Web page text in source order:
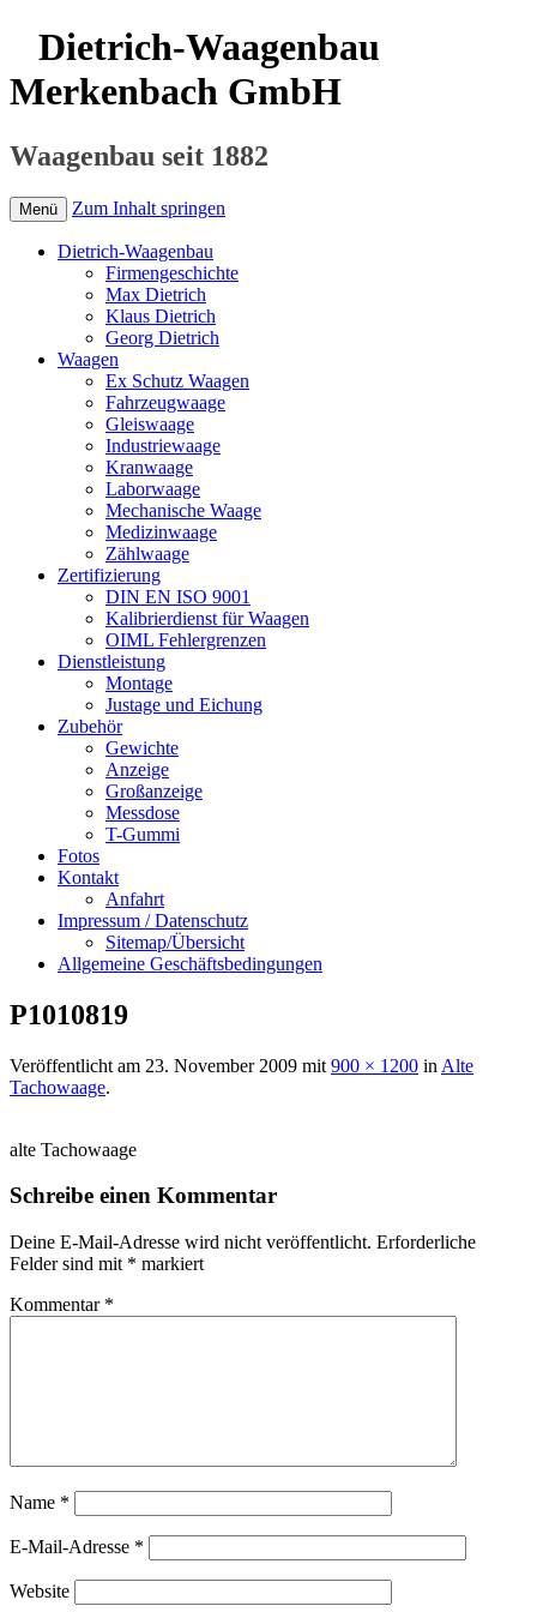
Dietrich-Waagenbau
Merkenbach GmbH
Waagenbau seit 1882
Menü Zum Inhalt springen
Dietrich-Waagenbau
Firmengeschichte
Max Dietrich
Klaus Dietrich
Georg Dietrich
Waagen
Ex Schutz Waagen
Fahrzeugwaage
Gleiswaage
Industriewaage
Kranwaage
Laborwaage
Mechanische Waage
Medizinwaage
Zählwaage
Zertifizierung
DIN EN ISO 9001
Kalibrierdienst für Waagen
OIML Fehlergrenzen
Dienstleistung
Montage
Justage und Eichung
Zubehör
Gewichte
Anzeige
Großanzeige
Messdose
T-Gummi
Fotos
Kontakt
Anfahrt
Impressum / Datenschutz
Sitemap/Übersicht
Allgemeine Geschäftsbedingungen
P1010819
Veröffentlicht am 23. November 2009 mit 900 × 1200 in Alte
Tachowaage.
alte Tachowaage
Schreibe einen Kommentar
Deine E-Mail-Adresse wird nicht veröffentlicht. Erforderliche
Felder sind mit * markiert
Kommentar *
Name *
E-Mail-Adresse *
Website